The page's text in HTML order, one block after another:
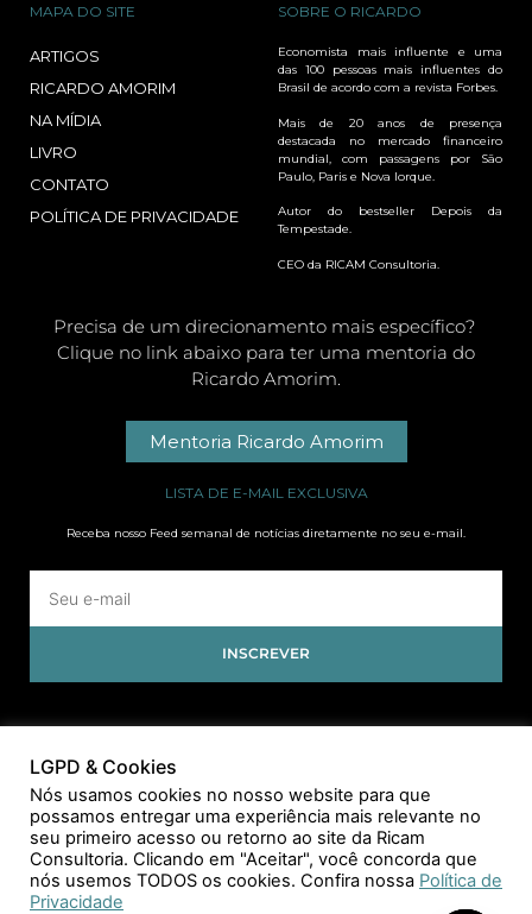
MAPA DO SITE
ARTIGOS
RICARDO AMORIM
NA MÍDIA
LIVRO
CONTATO
POLÍTICA DE PRIVACIDADE
SOBRE O RICARDO
Economista mais influente e uma
das 100 pessoas mais influentes do
Brasil de acordo com a revista Forbes.
Mais de 20 anos de presença
destacada no mercado financeiro
mundial, com passagens por São
Paulo, Paris e Nova Iorque.
Autor do bestseller Depois da
Tempestade.
CEO da RICAM Consultoria.
Precisa de um direcionamento mais específico?
Clique no link abaixo para ter uma mentoria do
Ricardo Amorim.
Mentoria Ricardo Amorim
LISTA DE E-MAIL EXCLUSIVA
Receba nosso Feed semanal de notícias diretamente no seu e-mail.
INSCREVER
LGPD & Cookies
Nós usamos cookies no nosso website para que
possamos entregar uma experiência mais relevante no
seu primeiro acesso ou retorno ao site da Ricam
Consultoria. Clicando em "Aceitar", você concorda que
nós usemos TODOS os cookies. Confira nossa Política de
Privacidade